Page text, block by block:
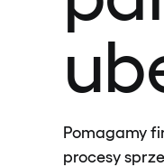
Pomagamy
procesy